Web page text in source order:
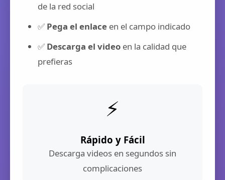
de la red social
✅ Pega el enlace en el campo indicado
✅ Descarga el video en la calidad que
prefieras
⚡
Rápido y Fácil
Descarga videos en segundos sin
complicaciones